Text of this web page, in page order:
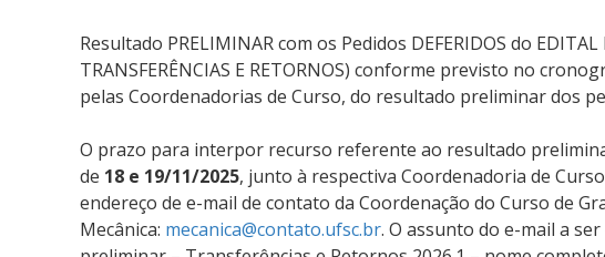
Resultado PRELIMINAR com os Pedidos DEFERIDOS do
TRANSFERÊNCIAS E RETORNOS) conforme previsto no
pelas Coordenadorias de Curso, do resultado preliminar dos
O prazo para interpor recurso referente ao resultado
de 18 e 19/11/2025, junto à respectiva Coordenadoria de
endereço de e-mail de contato da Coordenação do Curso de
Mecânica: mecanica@contato.ufsc.br. O assunto do e-mail a